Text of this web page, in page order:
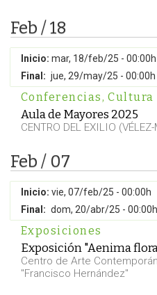
Feb / 18
Inicio: mar, 18/feb/25 - 00:00h
Final: jue, 29/may/25 - 00:00h
Conferencias, Cultura
Aula de Mayores 2025
CENTRO DEL EXILIO
Feb / 07
Inicio: vie, 07/feb/25 - 00:00h
Final: dom, 20/abr/25 - 00:00h
Exposiciones
Exposición "Aenima
Centro de Arte
"Francisco Hernández"